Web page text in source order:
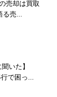
売却は買取
る売...
いた】
で困っ...